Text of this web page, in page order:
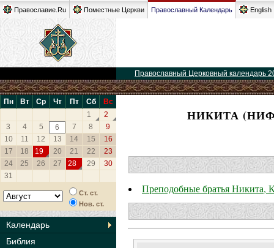
Православие.Ru Поместные Церкви Православный Календарь English
Православный Церковный календарь
Пн Вт Ср Чт Пт Сб
Вс
1
2
3
4 5 6 7 8
9
10
11 12 13 14 15
16
17
18 19 20 21 22
23
24
25 26 27 28 29
30
31
Ст. ст.
Нов. ст.
Календарь
Библия
НИКИТА
Преподобные братья